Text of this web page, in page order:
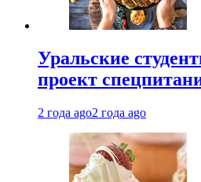
Уральские
проект
2 года ago2 года ago